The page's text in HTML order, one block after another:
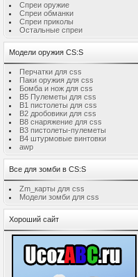
Спреи оружие
Спреи обманки
Спреи приколы
Остальные спреи
Модели оружия CS:S
Перчатки для css
Паки оружия для css
Бомба и нож для css
B5 Пулеметы для css
B1 пистолеты для css
B2 дробовики для css
B8 снаряжение для css
B3 пистолеты-пулеметы
B4 штурмовые винтовки
awp
Все для зомби в CS:S
Zm_карты для css
Модели зомби для css
Хороший сайт